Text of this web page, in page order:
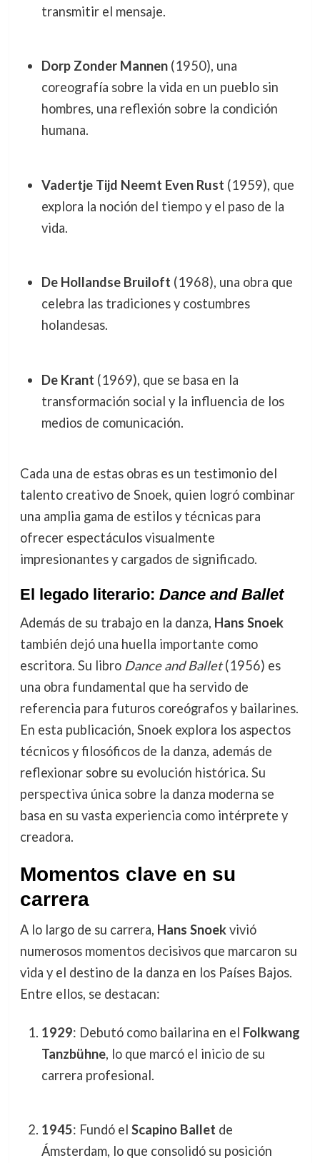
transmitir el mensaje.
Dorp Zonder Mannen(1950), una
coreografía sobre la vida en un pueblo sin
hombres, una reflexión sobre la condición
humana.
Vadertje Tijd Neemt Even Rust (1959), que
explora la noción del tiempo y el paso de la
vida.
De Hollandse Bruiloft (1968), una obra que
celebra las tradiciones y costumbres
holandesas.
De Krant (1969), que se basa en la
transformación social y la influencia de los
medios de comunicación.
Cada una de estas obras es un testimonio del
talento creativo de Snoek, quien logró combinar
una amplia gama de estilos y técnicas para
ofrecer espectáculos visualmente
impresionantes y cargados de significado.
El legado literario: Dance and Ballet
Además de su trabajo en la danza, Hans Snoek
también dejó una huella importante como
escritora. Su libro Dance and Ballet(1956) es
una obra fundamental que ha servido de
referencia para futuros coreógrafos y bailarines.
En esta publicación, Snoek explora los aspectos
técnicos y filosóficos de la danza, además de
reflexionar sobre su evolución histórica. Su
perspectiva única sobre la danza moderna se
basa en su vasta experiencia como intérprete y
creadora.
Momentos clave en su
carrera
A lo largo de su carrera, Hans Snoekvivió
numerosos momentos decisivos que marcaron su
vida y el destino de la danza en los Países Bajos.
Entre ellos, se destacan:
1929: Debutó como bailarina en el Folkwang
Tanzbühne, lo que marcó el inicio de su
carrera profesional.
1945: Fundó el Scapino Ballet de
Ámsterdam, lo que consolidó su posición